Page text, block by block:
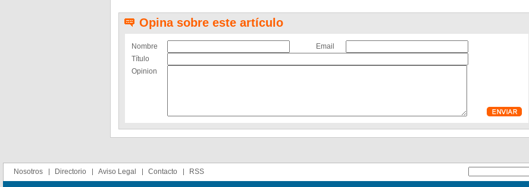
Opina sobre este artículo
Nombre
Email
Título
Opinion
Nosotros Directorio Aviso Legal Contacto RSS